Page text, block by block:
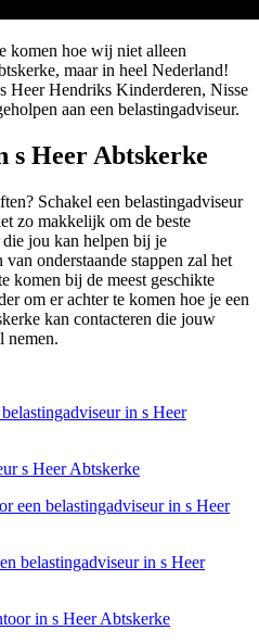
komen hoe wij niet alleen
maar in heel Nederland!
Heer Hendriks Kinderderen, Nisse
aan een belastingadviseur.
s Heer Abtskerke
Schakel een belastingadviseur
zo makkelijk om de beste
die jou kan helpen bij je
onderstaande stappen zal het
komen bij de meest geschikte
om er achter te komen hoe je een
kan contacteren die jouw
nemen.
in s Heer
s Heer Abtskerke
een belastingadviseur in s Heer
belastingadviseur in s Heer
in s Heer Abtskerke